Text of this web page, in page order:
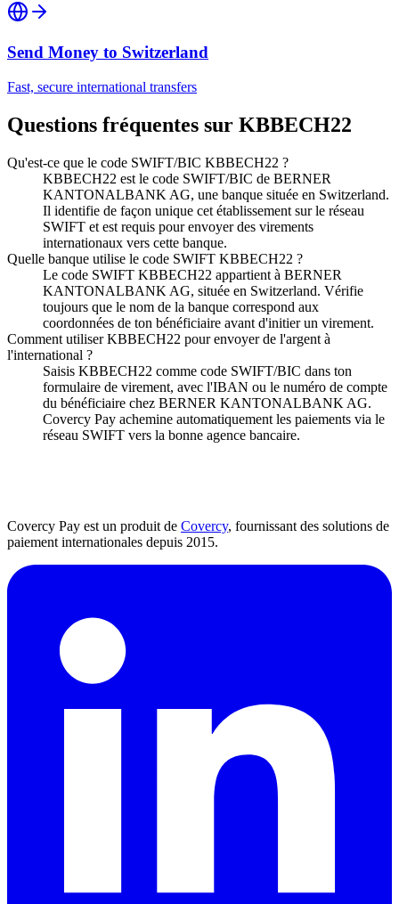
Send Money to Switzerland
Fast, secure international transfers
Questions fréquentes sur KBBECH22
Qu'est-ce que le code SWIFT/BIC KBBECH22 ?
KBBECH22 est le code SWIFT/BIC de BERNER
KANTONALBANK AG, une banque située en Switzerland.
Il identifie de façon unique cet établissement sur le réseau
SWIFT et est requis pour envoyer des virements
internationaux vers cette banque.
Quelle banque utilise le code SWIFT KBBECH22 ?
Le code SWIFT KBBECH22 appartient à BERNER
KANTONALBANK AG, située en Switzerland. Vérifie
toujours que le nom de la banque correspond aux
coordonnées de ton bénéficiaire avant d'initier un virement.
Comment utiliser KBBECH22 pour envoyer de l'argent à
l'international ?
Saisis KBBECH22 comme code SWIFT/BIC dans ton
formulaire de virement, avec l'IBAN ou le numéro de compte
du bénéficiaire chez BERNER KANTONALBANK AG.
Covercy Pay achemine automatiquement les paiements via le
réseau SWIFT vers la bonne agence bancaire.
Covercy Pay est un produit de Covercy, fournissant des solutions de
paiement internationales depuis 2015.